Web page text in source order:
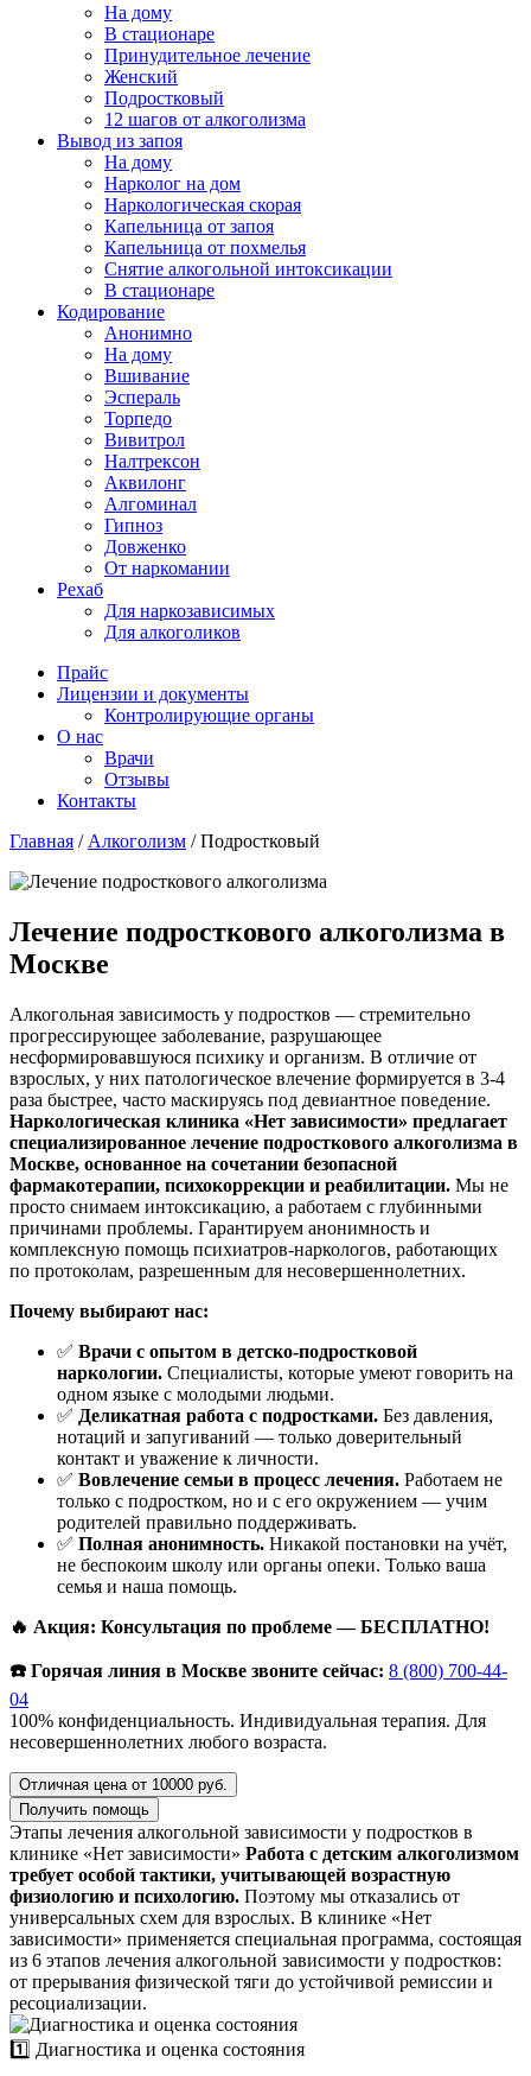
На дому
В стационаре
Принудительное лечение
Женский
Подростковый
12 шагов от алкоголизма
Вывод из запоя
На дому
Нарколог на дом
Наркологическая скорая
Капельница от запоя
Капельница от похмелья
Снятие алкогольной интоксикации
В стационаре
Кодирование
Анонимно
На дому
Вшивание
Эспераль
Торпедо
Вивитрол
Налтрексон
Аквилонг
Алгоминал
Гипноз
Довженко
От наркомании
Рехаб
Для наркозависимых
Для алкоголиков
Прайс
Лицензии и документы
Контролирующие органы
О нас
Врачи
Отзывы
Контакты
Главная / Алкоголизм /Подростковый
Лечение подросткового алкоголизма в
Москве
Алкогольная зависимость у подростков — стремительно
прогрессирующее заболевание, разрушающее
несформировавшуюся психику и организм. В отличие от
взрослых, у них патологическое влечение формируется в 3-4
раза быстрее, часто маскируясь под девиантное поведение.
Наркологическая клиника «Нет зависимости» предлагает
специализированное лечение подросткового алкоголизма в
Москве, основанное на сочетании безопасной
фармакотерапии, психокоррекции и реабилитации. Мы не
просто снимаем интоксикацию, а работаем с глубинными
причинами проблемы. Гарантируем анонимность и
комплексную помощь психиатров-наркологов, работающих
по протоколам, разрешенным для несовершеннолетних.
Почему выбирают нас:
✅ Врачи с опытом в детско-подростковой
наркологии. Специалисты, которые умеют говорить на
одном языке с молодыми людьми.
✅ Деликатная работа с подростками. Без давления,
нотаций и запугиваний — только доверительный
контакт и уважение к личности.
✅ Вовлечение семьи в процесс лечения. Работаем не
только с подростком, но и с его окружением — учим
родителей правильно поддерживать.
✅ Полная анонимность. Никакой постановки на учёт,
не беспокоим школу или органы опеки. Только ваша
семья и наша помощь.
🔥 Акция: Консультация по проблеме — БЕСПЛАТНО!
☎️ Горячая линия в Москве звоните сейчас: 8 (800) 700-44-
04
100% конфиденциальность. Индивидуальная терапия. Для
несовершеннолетних любого возраста.
Отличная цена от 10000 руб.
Получить помощь
Этапы лечения алкогольной зависимости у подростков в
клинике «Нет зависимости» Работа с детским алкоголизмом
требует особой тактики, учитывающей возрастную
физиологию и психологию. Поэтому мы отказались от
универсальных схем для взрослых. В клинике «Нет
зависимости» применяется специальная программа, состоящая
из 6 этапов лечения алкогольной зависимости у подростков:
от прерывания физической тяги до устойчивой ремиссии и
ресоциализации.
1️⃣ Диагностика и оценка состояния